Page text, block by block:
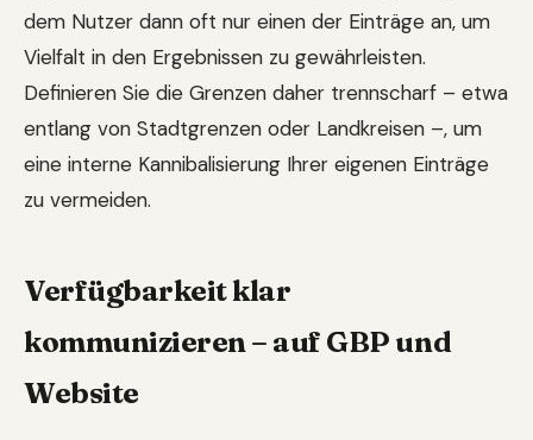
dem Nutzer dann oft nur einen der Einträge an, um
Vielfalt in den Ergebnissen zu gewährleisten.
Definieren Sie die Grenzen daher trennscharf – etwa
entlang von Stadtgrenzen oder Landkreisen –, um
eine interne Kannibalisierung Ihrer eigenen Einträge
zu vermeiden.
Verfügbarkeit klar
kommunizieren – auf GBP und
Website